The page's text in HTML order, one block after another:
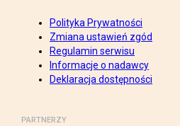
Polityka Prywatności
Zmiana ustawień zgód
Regulamin serwisu
Informacje o nadawcy
Deklaracja dostępności
PARTNERZY